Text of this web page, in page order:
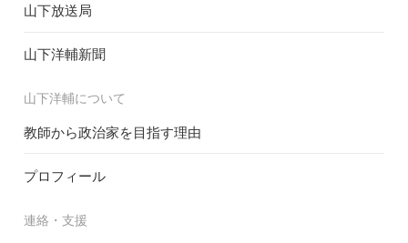
山下放送局
山下洋輔新聞
山下洋輔について
教師から政治家を目指す理由
プロフィール
連絡・支援